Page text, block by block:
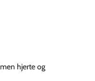
hjerte og